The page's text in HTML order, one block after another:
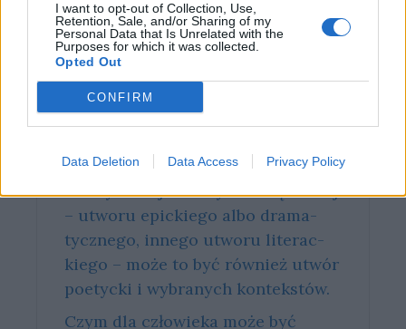
I want to opt-out of Collection, Use,
Retention, Sale, and/or Sharing of my
Personal Data that Is Unrelated with the
Purposes for which it was collected.
Opted Out
CONFIRM
Data Deletion Data Access Privacy Policy
Poprzedni Strona
1 … Strona
16 Strona
17
Co sprawia, że człowiek staje się
bohaterem? W pra­cy od­wo­łaj się
do: wy­bra­nej lek­tu­ry obo­wiąz­ko­wej
– utwo­ru epic­kie­go albo dra­ma­
tycz­ne­go, in­ne­go utwo­ru li­te­rac­
kie­go – może to być rów­nież utwór
po­etyc­ki i wy­bra­nych kon­tek­stów.
Czym dla człowieka może być